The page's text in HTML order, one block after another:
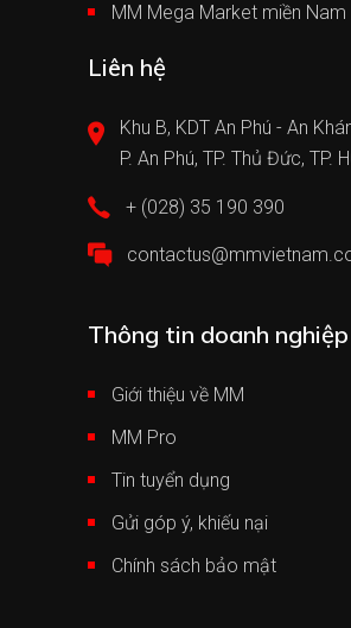
MM Mega Market miền Nam
Liên hệ
Khu B, KDT An Phú - An
P. An Phú, TP. Thủ Đức, TP.
+ (028) 35 190 390
Thông tin doanh nghiệp
Giới thiệu về MM
MM Pro
Tin tuyển dụng
Gửi góp ý, khiếu nại
Chính sách bảo mật